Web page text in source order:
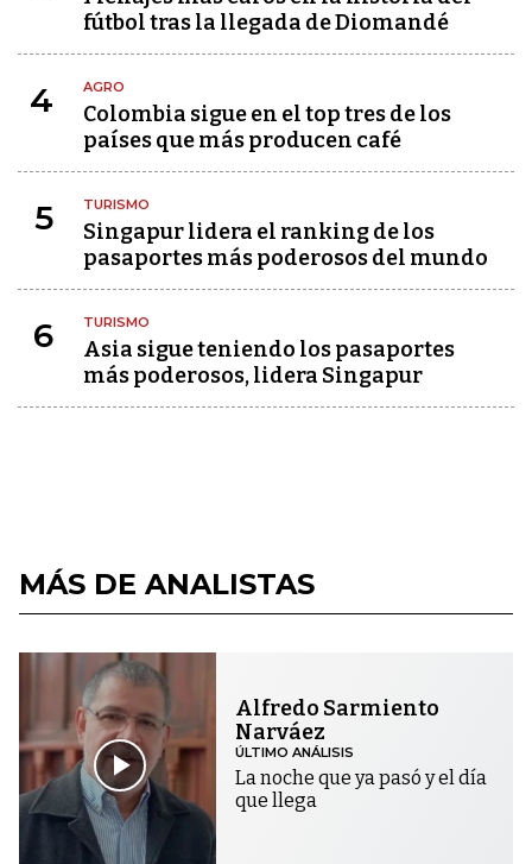
fútbol tras la llegada de Diomandé
4 AGRO
Colombia sigue en el top tres de los
países que más producen café
5 TURISMO
Singapur lidera el ranking de los
pasaportes más poderosos del mundo
6 TURISMO
Asia sigue teniendo los pasaportes
más poderosos, lidera Singapur
MÁS DE ANALISTAS
Alfredo Sarmiento
Narváez
ÚLTIMO ANÁLISIS
La noche que ya pasó y el día
que llega